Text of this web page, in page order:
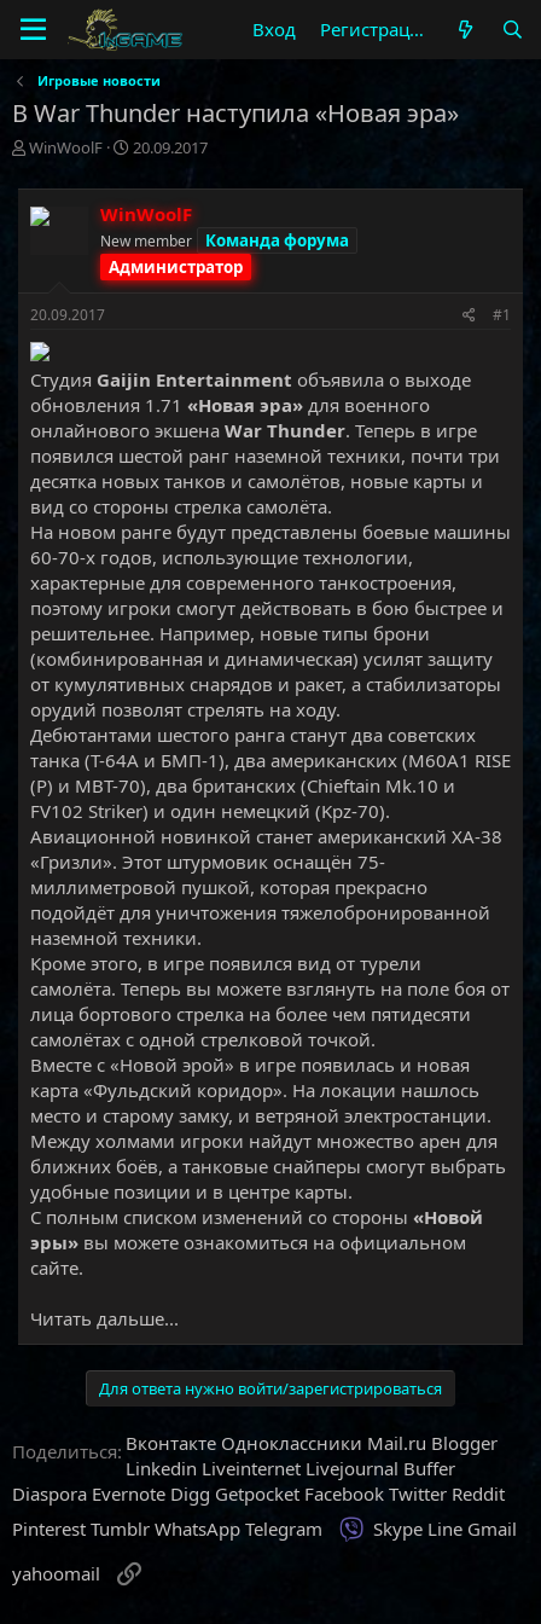
Вход Регистрация
Игровые новости
В War Thunder наступила «Новая эра»
А
т
о
р
ы
WinWoolF
Д
т
а
н
а
ч
20.09.2017
WinWoolF
New member
Команда форума
Администратор
20.09.2017 #1
Студия Gaijin Entertainment объявила о выходе
обновления 1.71 «Новая эра» для военного
онлайнового экшена War Thunder. Теперь в игре
появился шестой ранг наземной техники, почти три
десятка новых танков и самолётов, новые карты и
вид со стороны стрелка самолёта.
На новом ранге будут представлены боевые машины
60-70-х годов, использующие технологии,
характерные для современного танкостроения,
поэтому игроки смогут действовать в бою быстрее и
решительнее. Например, новые типы брони
(комбинированная и динамическая) усилят защиту
от кумулятивных снарядов и ракет, а стабилизаторы
орудий позволят стрелять на ходу.
Дебютантами шестого ранга станут два советских
танка (Т-64А и БМП-1), два американских (M60A1 RISE
(P) и MBT-70), два британских (Chieftain Mk.10 и
FV102 Striker) и один немецкий (Kpz-70).
Авиационной новинкой станет американский XA-38
«Гризли». Этот штурмовик оснащён 75-
миллиметровой пушкой, которая прекрасно
подойдёт для уничтожения тяжелобронированной
наземной техники.
Кроме этого, в игре появился вид от турели
самолёта. Теперь вы можете взглянуть на поле боя от
лица бортового стрелка на более чем пятидесяти
самолётах с одной стрелковой точкой.
Вместе с «Новой эрой» в игре появилась и новая
карта «Фульдский коридор». На локации нашлось
место и старому замку, и ветряной электростанции.
Между холмами игроки найдут множество арен для
ближних боёв, а танковые снайперы смогут выбрать
удобные позиции и в центре карты.
С полным списком изменений со стороны «Новой
эры» вы можете ознакомиться на официальном
сайте.​
Читать дальше...
Для ответа нужно войти/зарегистрироваться
Поделиться: Вконтакте Одноклассники Mail.ru Blogger
Linkedin Liveinternet Livejournal Buffer
Diaspora Evernote Digg Getpocket Facebook Twitter Reddit
Pinterest Tumblr WhatsApp Telegram Viber
Skype Line Gmail
yahoomail